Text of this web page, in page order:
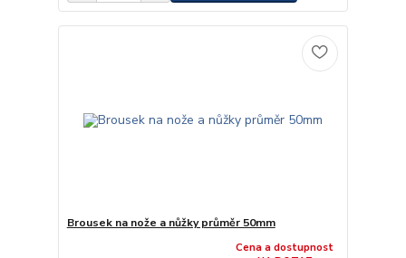
Brousek na nože a nůžky průměr 50mm
Cena a dostupnost